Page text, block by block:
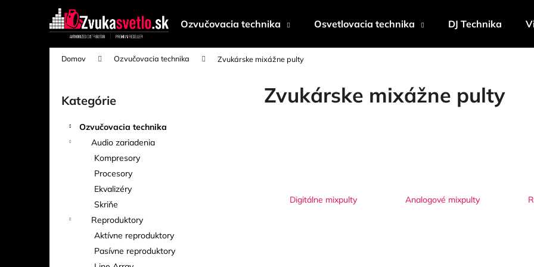
Ozvučovacia technika Osvetlovacia technika DJ Technika
Domov Ozvučovacia technika Zvukárske mixážne pulty
Preskočiť
kategórie
Kategórie
Ozvučovacia technika
Audio zariadenia
Kompresory
Procesory
Ekvalizéry
Skriňe
Reproduktory
Aktívne reproduktory
Pasívne reproduktory
Zvukárske mixážne pulty
Digitálne mixpulty Analogové mixpulty
Späť
Späť
Čo potrebujete nájsť?